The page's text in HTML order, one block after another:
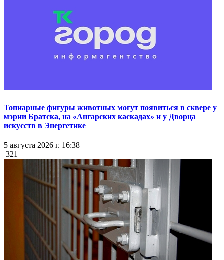
Топиарные фигуры животных могут появиться в сквере у
мэрии Братска, на «Ангарских каскадах» и у Дворца
искусств в Энергетике
5 августа 2026 г. 16:38
321